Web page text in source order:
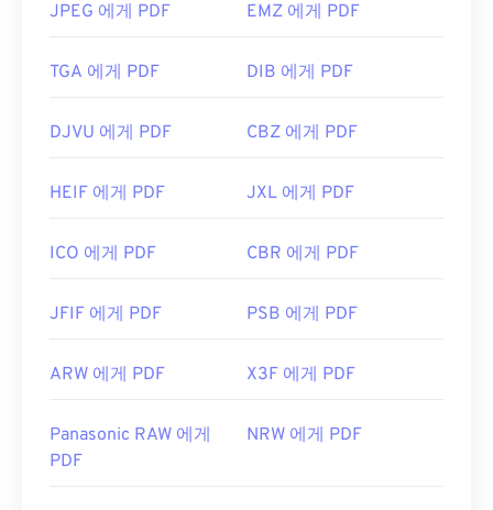
JPEG 에게 PDF EMZ 에게 PDF
TGA 에게 PDF DIB 에게 PDF
DJVU 에게 PDF CBZ 에게 PDF
HEIF 에게 PDF JXL 에게 PDF
ICO 에게 PDF CBR 에게 PDF
JFIF 에게 PDF PSB 에게 PDF
ARW 에게 PDF X3F 에게 PDF
Panasonic RAW 에게
PDF
NRW 에게 PDF